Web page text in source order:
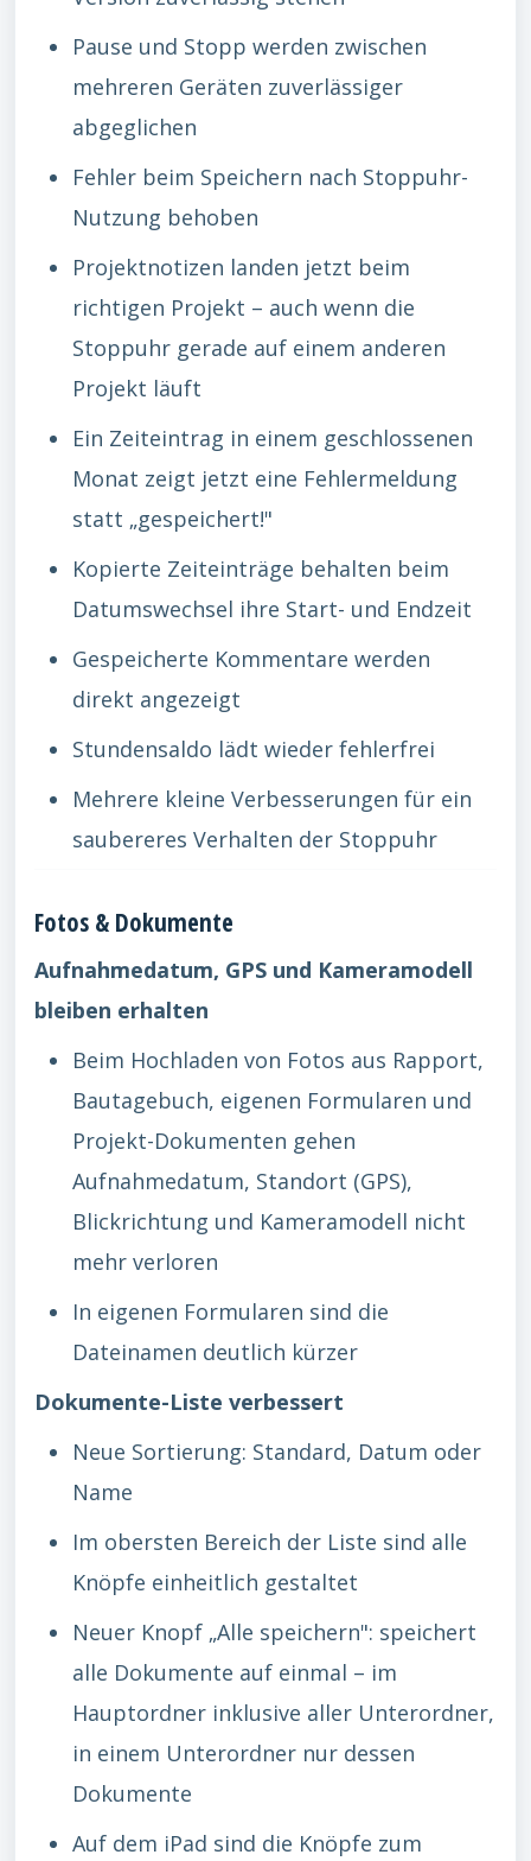
Pause und Stopp werden zwischen
mehreren Geräten zuverlässiger
abgeglichen
Fehler beim Speichern nach Stoppuhr-
Nutzung behoben
Projektnotizen landen jetzt beim
richtigen Projekt – auch wenn die
Stoppuhr gerade auf einem anderen
Projekt läuft
Ein Zeiteintrag in einem geschlossenen
Monat zeigt jetzt eine Fehlermeldung
statt „gespeichert!"
Kopierte Zeiteinträge behalten beim
Datumswechsel ihre Start- und Endzeit
Gespeicherte Kommentare werden
direkt angezeigt
Stundensaldo lädt wieder fehlerfrei
Mehrere kleine Verbesserungen für ein
saubereres Verhalten der Stoppuhr
Fotos & Dokumente
Aufnahmedatum, GPS und Kameramodell
bleiben erhalten
Beim Hochladen von Fotos aus Rapport,
Bautagebuch, eigenen Formularen und
Projekt-Dokumenten gehen
Aufnahmedatum, Standort (GPS),
Blickrichtung und Kameramodell nicht
mehr verloren
In eigenen Formularen sind die
Dateinamen deutlich kürzer
Dokumente-Liste verbessert
Neue Sortierung: Standard, Datum oder
Name
Im obersten Bereich der Liste sind alle
Knöpfe einheitlich gestaltet
Neuer Knopf „Alle speichern": speichert
alle Dokumente auf einmal – im
Hauptordner inklusive aller Unterordner,
in einem Unterordner nur dessen
Dokumente
Auf dem iPad sind die Knöpfe zum